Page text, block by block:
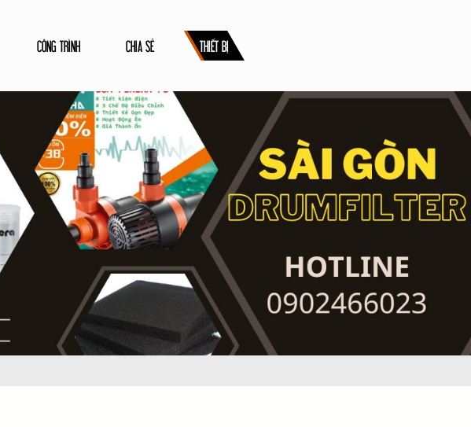
CÔNG TRÌNH CHIA SẺ THIẾT BỊ